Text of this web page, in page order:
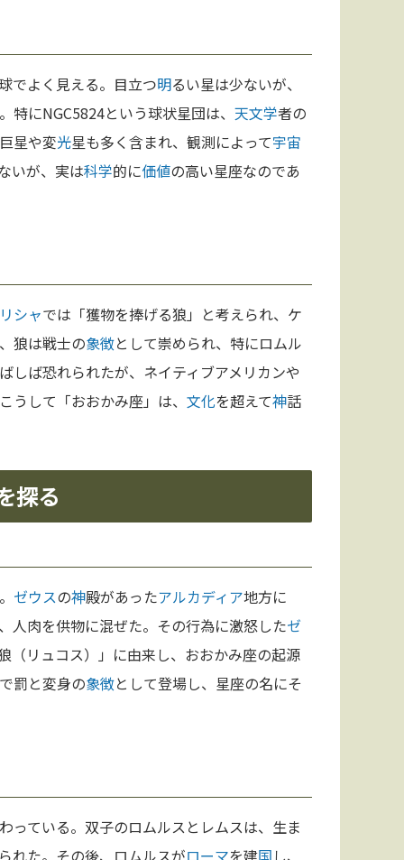
でよく見える。目立つ明るい星は少ないが、
特にNGC5824という球状星団は、 天文学者の
星や変光星も多く含まれ、観測によって宇宙
いが、実は科学的に価値の高い星座なのであ
シャでは「獲物を捧げる狼」と考えられ、ケ
狼は戦士の象徴として崇められ、特にロムル
しば恐れられたが、ネイティブアメリカンや
うして「おおかみ座」は、 文化を超えて神話
探る
ゼウスの神殿があったアルカディア地方に
人肉を供物に混ぜた。その行為に激怒したゼ
（リュコス）」に由来し、おおかみ座の起源
罰と変身の象徴として登場し、星座の名にそ
っている。双子のロムルスとレムスは、生ま